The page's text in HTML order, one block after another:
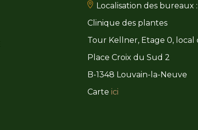
Localisation des bureaux :
Clinique des plantes
Tour Kellner, Etage 0, local
Place Croix du Sud 2
B-1348 Louvain-la-Neuve
Carte ici